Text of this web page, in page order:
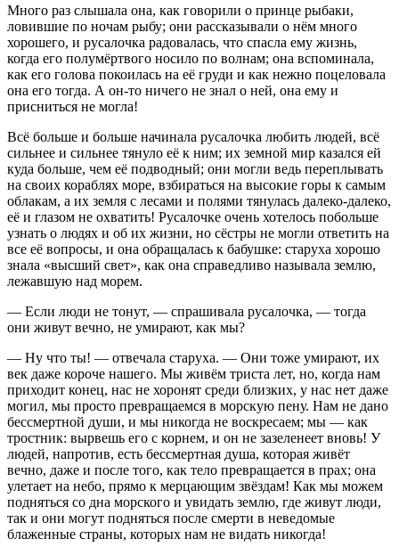
Много раз слышала она, как говорили о принце рыбаки,
ловившие по ночам рыбу; они рассказывали о нём много
хорошего, и русалочка радовалась, что спасла ему жизнь,
когда его полумёртвого носило по волнам; она вспоминала,
как его голова покоилась на её груди и как нежно поцеловала
она его тогда. А он-то ничего не знал о ней, она ему и
присниться не могла!
Всё больше и больше начинала русалочка любить людей, всё
сильнее и сильнее тянуло её к ним; их земной мир казался ей
куда больше, чем её подводный; они могли ведь переплывать
на своих кораблях море, взбираться на высокие горы к самым
облакам, а их земля с лесами и полями тянулась далеко-далеко,
её и глазом не охватить! Русалочке очень хотелось побольше
узнать о людях и об их жизни, но сёстры не могли ответить на
все её вопросы, и она обращалась к бабушке: старуха хорошо
знала «высший свет», как она справедливо называла землю,
лежавшую над морем.
— Если люди не тонут, — спрашивала русалочка, — тогда
они живут вечно, не умирают, как мы?
— Ну что ты! — отвечала старуха. — Они тоже умирают, их
век даже короче нашего. Мы живём триста лет, но, когда нам
приходит конец, нас не хоронят среди близких, у нас нет даже
могил, мы просто превращаемся в морскую пену. Нам не дано
бессмертной души, и мы никогда не воскресаем; мы — как
тростник: вырвешь его с корнем, и он не зазеленеет вновь! У
людей, напротив, есть бессмертная душа, которая живёт
вечно, даже и после того, как тело превращается в прах; она
улетает на небо, прямо к мерцающим звёздам! Как мы можем
подняться со дна морского и увидать землю, где живут люди,
так и они могут подняться после смерти в неведомые
блаженные страны, которых нам не видать никогда!